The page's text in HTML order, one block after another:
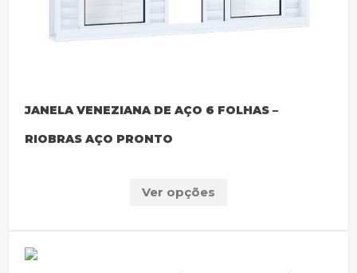
JANELA VENEZIANA DE AÇO 6 FOLHAS –
RIOBRAS AÇO PRONTO
Ver opções